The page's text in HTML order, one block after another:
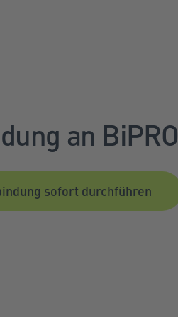
an BiPRO
sofort durchführen